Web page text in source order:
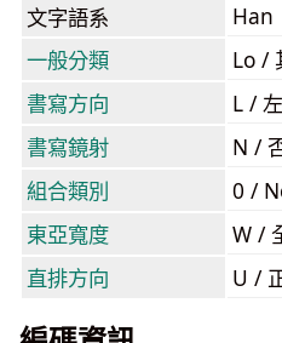
文字語系
Han
一般分類
Lo /
書寫方向
L /
書寫鏡射
N /
組合類別
0 /
東亞寬度
W /
直排方向 U /